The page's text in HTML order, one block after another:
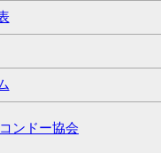
ンドー協会